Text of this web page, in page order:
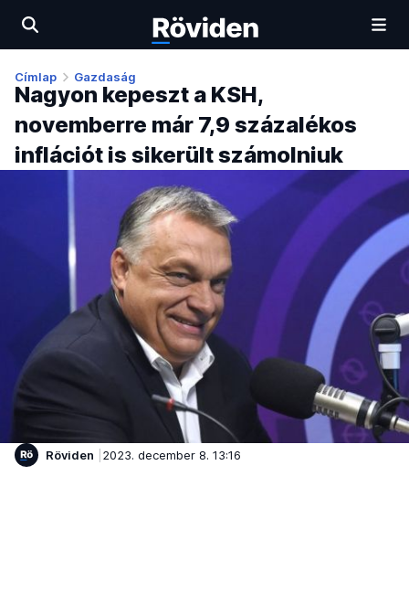
Címlap Gazdaság
Nagyon kepeszt a KSH,
novemberre már 7,9 százalékos
inflációt is sikerült számolniuk
Röviden 2023. december 8. 13:16